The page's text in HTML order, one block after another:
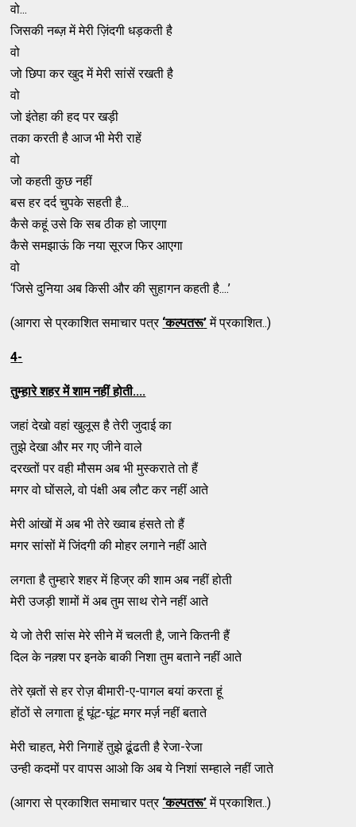
वो...
जिसकी नब्ज़ में मेरी ज़िंदगी धड़कती है
वो
जो छिपा कर खुद में मेरी सांसें रखती है
वो
जो इंतेहा की हद पर खड़ी
तका करती है आज भी मेरी राहें
वो
जो कहती कुछ नहीं
बस हर दर्द चुपके सहती है...
कैसे कहूं उसे कि सब ठीक हो जाएगा
कैसे समझाऊं कि नया सूरज फिर आएगा
वो
‘जिसे दुनिया अब किसी और की सुहागन कहती है....’
(आगरा से प्रकाशित समाचार पत्र ‘कल्पतरू’में प्रकाशित..)
4-
तुम्हारे शहर में शाम नहीं होती....
जहां देखो वहां खुलूस है तेरी जुदाई का
तुझे देखा और मर गए जीने वाले
दरख्तों पर वही मौसम अब भी मुस्कराते तो हैं
मगर वो घोंसले, वो पंक्षी अब लौट कर नहीं आते
मेरी आंखों में अब भी तेरे ख्वाब हंसते तो हैं
मगर सांसों में जिंदगी की मोहर लगाने नहीं आते
लगता है तुम्हारे शहर में हिज्र की शाम अब नहीं होती
मेरी उजड़ी शामों में अब तुम साथ रोने नहीं आते
ये जो तेरी सांस मेरे सीने में चलती है, जाने कितनी हैं
दिल के नक़्श पर इनके बाकी निशा तुम बताने नहीं आते
तेरे ख़तों से हर रोज़ बीमारी-ए-पागल बयां करता हूं
होंठों से लगाता हूं घूंट-घूंट मगर मर्ज़ नहीं बताते
मेरी चाहत, मेरी निगाहें तुझे ढूंढती है रेजा-रेजा
उन्ही कदमों पर वापस आओ कि अब ये निशां सम्हाले नहीं जाते
(आगरा से प्रकाशित समाचार पत्र ‘कल्पतरू’में प्रकाशित..)